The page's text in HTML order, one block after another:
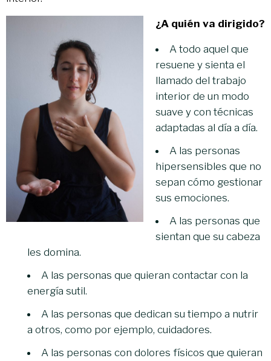
¿A quién va dirigido?
A todo aquel que
resuene y sienta el
llamado del trabajo
interior de un modo
suave y con técnicas
adaptadas al día a día.
A las personas
hipersensibles que no
sepan cómo gestionar
sus emociones.
A las personas que
sientan que su cabeza
les domina.
A las personas que quieran contactar con la
energía sutil.
A las personas que dedican su tiempo a nutrir
a otros, como por ejemplo, cuidadores.
A las personas con dolores físicos que quieran